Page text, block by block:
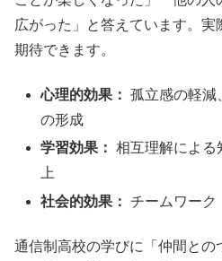
広がった」と答えています。
期待できます。
心理的効果： 孤立感の軽減
の形成
学習効果： 相互理解による
上
社会的効果： チームワーク
通信制高校の学びに「仲間との